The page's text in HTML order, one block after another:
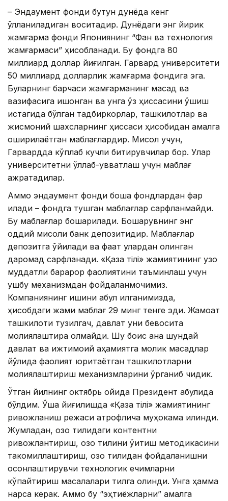
– Эндаумент фонди бутун дунёда кенг
қўлланиладиган воситадир. Дунёдаги энг йирик
жамғарма фонди Япониянинг “Фан ва технология
жамғармаси” ҳисобланади. Бу фондга 80
миллиард доллар йиғилган. Гарвард университети
50 миллиард долларлик жамғарма фондига эга.
Буларнинг барчаси жамғарманинг мақсад ва
вазифасига ишонган ва унга ўз ҳиссасини қўшиш
истагида бўлган тадбиркорлар, ташкилотлар ва
жисмоний шахсларнинг ҳиссаси ҳисобидан амалга
оширилаётган маблағлардир. Мисол учун,
Гарвардда кўплаб кучли битирувчилар бор. Улар
университетни қўллаб-қувватлаш учун маблағ
ажратадилар.
Аммо эндаумент фонди бошқа фондлардан фарқ
қилади – фондга тушган маблағлар сарфланмайди.
Бу маблағлар бошқарилади. Бошқарувнинг энг
оддий мисоли банк депозитидир. Маблағлар
депозитга қўйилади ва фақат улардан олинган
даромад сарфланади. «Қазақ тілі» жамиятининг узоқ
муддатли барқарор фаолиятини таъминлаш учун
ушбу механизмдан фойдаланмоқчимиз.
Компаниянинг ишини қабул қилганимизда,
ҳисобдаги жами маблағ 29 минг тенге эди. Жамоат
ташкилоти тузилгач, давлат уни бевосита
молиялаштира олмайди. Шу боис ана шундай
давлат ва ижтимоий аҳамиятга молик мақсадлар
йўлида фаолият юритаётган ташкилотларни
молиялаштириш механизмларини ўрганиб чиқдик.
Ўтган йилнинг октябрь ойида Президент қабулида
бўлдим. Ўша йиғилишда «Қазақ тілі» жамиятининг
ривожланиш режаси атрофлича муҳокама қилинди.
Жумладан, қозоқ тилидаги контентни
ривожлантириш, қозоқ тилини ўқитиш методикасини
такомиллаштириш, қозоқ тилидан фойдаланишни
осонлаштирувчи технологик ечимларни
кўпайтириш масалалари тилга олинди. Унга ҳамма
нарса керак. Аммо бу “эҳтиёжларни” амалга